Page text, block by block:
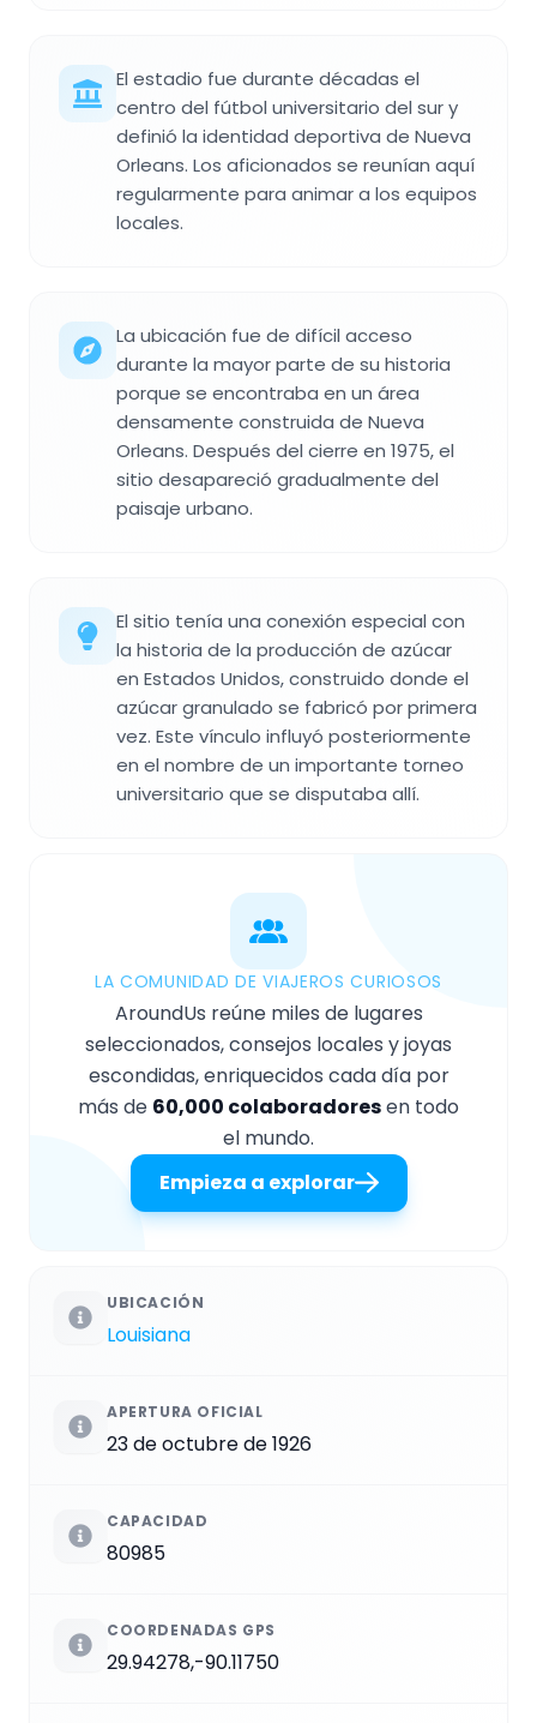
El estadio fue durante décadas el
centro del fútbol universitario del sur y
definió la identidad deportiva de Nueva
Orleans. Los aficionados se reunían aquí
regularmente para animar a los equipos
locales.
La ubicación fue de difícil acceso
durante la mayor parte de su historia
porque se encontraba en un área
densamente construida de Nueva
Orleans. Después del cierre en 1975, el
sitio desapareció gradualmente del
paisaje urbano.
El sitio tenía una conexión especial con
la historia de la producción de azúcar
en Estados Unidos, construido donde el
azúcar granulado se fabricó por primera
vez. Este vínculo influyó posteriormente
en el nombre de un importante torneo
universitario que se disputaba allí.
LA COMUNIDAD DE VIAJEROS CURIOSOS
AroundUs reúne miles de lugares
seleccionados, consejos locales y joyas
escondidas, enriquecidos cada día por
más de 60,000 colaboradoresen todo
el mundo.
Empieza a explorar
UBICACIÓN
Louisiana
APERTURA OFICIAL
23 de octubre de 1926
CAPACIDAD
80985
COORDENADAS GPS
29.94278,-90.11750